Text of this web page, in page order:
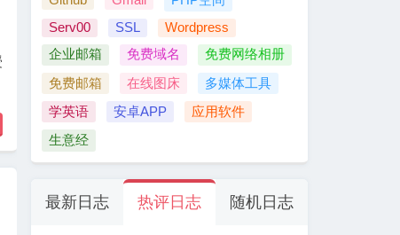
Serv00
SSL
Wordpress
企业邮箱
免费域名 免费网络相册
免费邮箱 在线图床 多媒体工具
学英语 安卓APP 应用软件
生意经
最新日志 热评日志 随机日志